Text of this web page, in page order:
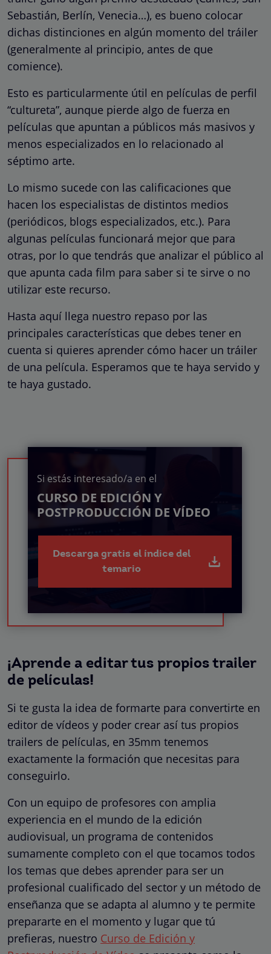
Sebastián, Berlín, Venecia…), es bueno colocar
dichas distinciones en algún momento del tráiler
(generalmente al principio, antes de que
comience).
Esto es particularmente útil en películas de perfil
“cultureta”, aunque pierde algo de fuerza en
películas que apuntan a públicos más masivos y
menos especializados en lo relacionado al
séptimo arte.
Lo mismo sucede con las calificaciones que
hacen los especialistas de distintos medios
(periódicos, blogs especializados, etc.). Para
algunas películas funcionará mejor que para
otras, por lo que tendrás que analizar el público al
que apunta cada film para saber si te sirve o no
utilizar este recurso.
Hasta aquí llega nuestro repaso por las
principales características que debes tener en
cuenta si quieres aprender cómo hacer un tráiler
de una película. Esperamos que te haya servido y
te haya gustado.
Si estás interesado/a en el
CURSO DE EDICIÓN Y
POSTPRODUCCIÓN DE VÍDEO
Descarga gratis el índice del
temario
¡Aprende a editar tus propios trailer
de películas!
Si te gusta la idea de formarte para convertirte en
editor de vídeos y poder crear así tus propios
trailers de películas, en 35mm tenemos
exactamente la formación que necesitas para
conseguirlo.
Con un equipo de profesores con amplia
experiencia en el mundo de la edición
audiovisual, un programa de contenidos
sumamente completo con el que tocamos todos
los temas que debes aprender para ser un
profesional cualificado del sector y un método de
enseñanza que se adapta al alumno y te permite
prepararte en el momento y lugar que tú
prefieras, nuestro Curso de Edición y